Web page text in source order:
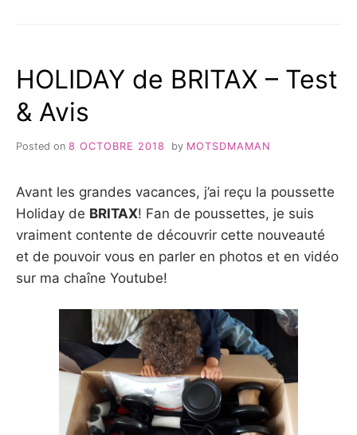
HOLIDAY de BRITAX – Test
& Avis
Posted on 8 OCTOBRE 2018 by MOTSDMAMAN
Avant les grandes vacances, j’ai reçu la poussette
Holiday de BRITAX! Fan de poussettes, je suis
vraiment contente de découvrir cette nouveauté
et de pouvoir vous en parler en photos et en vidéo
sur ma chaîne Youtube!